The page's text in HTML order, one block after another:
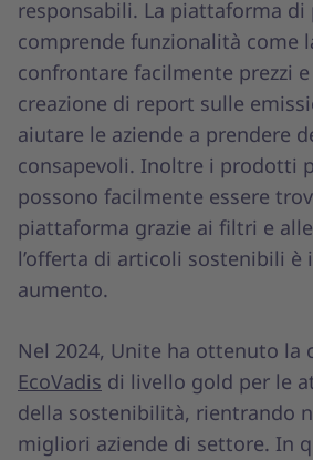
responsabili. La piattaforma
comprende funzionalità come
confrontare facilmente prezzi
creazione di report sulle
aiutare le aziende a prendere
consapevoli. Inoltre i prodotti
possono facilmente essere
piattaforma grazie ai filtri e
l’offerta di articoli sostenibili è
aumento.
Nel 2024, Unite ha ottenuto la
EcoVadis di livello gold per le
della sostenibilità, rientrando
migliori aziende di settore. In